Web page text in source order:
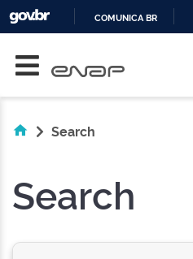
COMUNICA BR
Search
Search